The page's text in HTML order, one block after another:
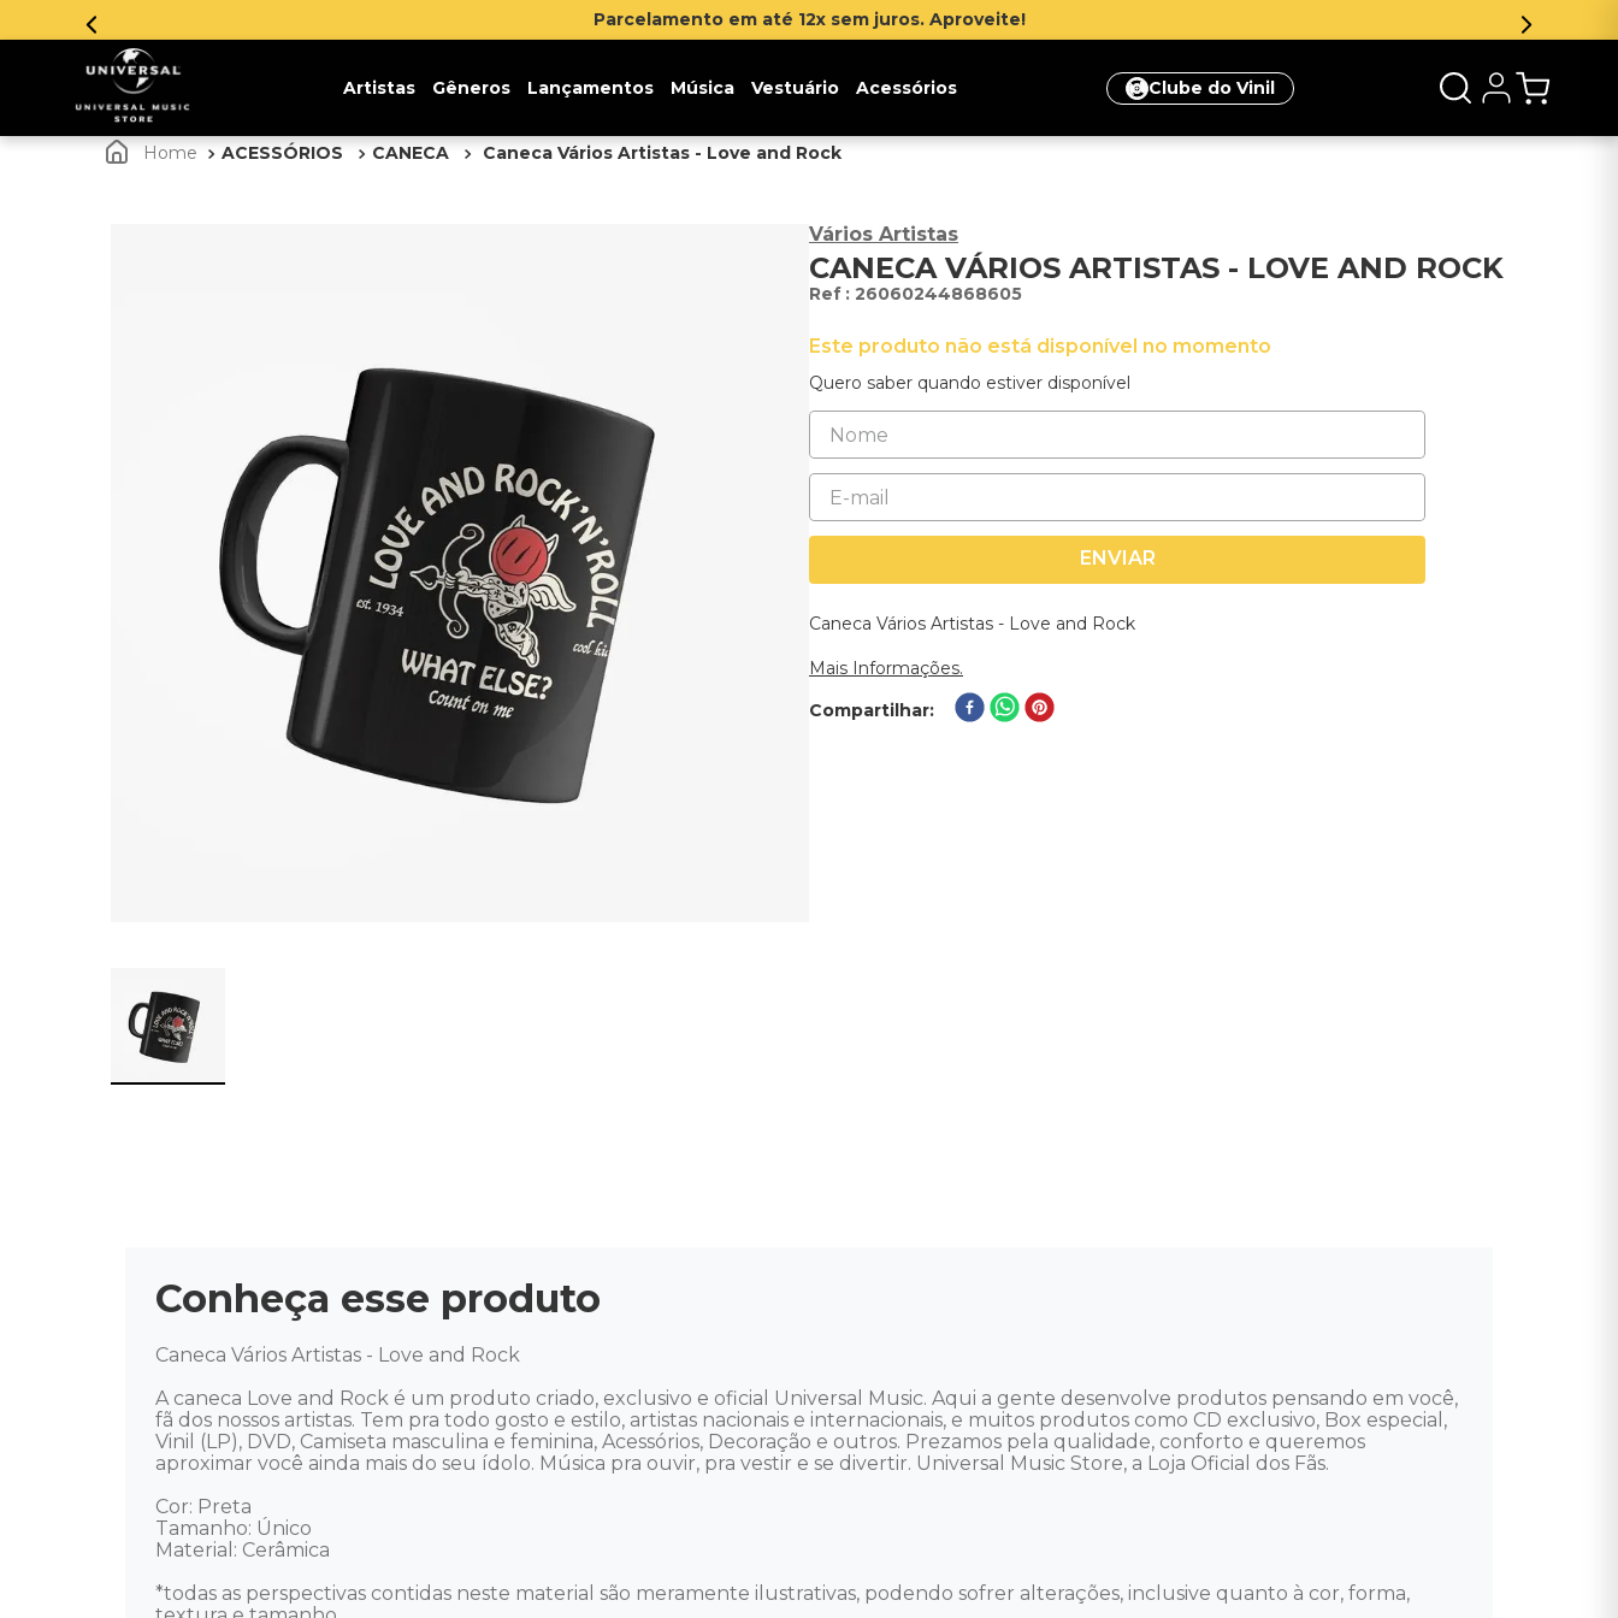
Parcelamento em até 12x sem juros. Aproveite!
Artistas Gêneros Lançamentos Música Vestuário Acessórios Clube do Vinil
ACESSÓRIOS CANECA Caneca Vários Artistas - Love and Rock
Vários Artistas
CANECA VÁRIOS ARTISTAS - LOVE AND ROCK
: 26060244868605
Este produto não está disponível no momento
Quero saber quando estiver disponível
ENVIAR
Caneca Vários Artistas - Love and Rock
Mais Informações.
Compartilhar
Conheça esse produto
Caneca Vários Artistas - Love and Rock
A caneca Love and Rock é um produto criado, exclusivo e oficial Universal Music. Aqui a gente desenvolve produtos pensando em você,
fã dos nossos artistas. Tem pra todo gosto e estilo, artistas nacionais e internacionais, e muitos produtos como CD exclusivo, Box especial,
Vinil (LP), DVD, Camiseta masculina e feminina, Acessórios, Decoração e outros. Prezamos pela qualidade, conforto e queremos
aproximar você ainda mais do seu ídolo. Música pra ouvir, pra vestir e se divertir. Universal Music Store, a Loja Oficial dos Fãs.
Cor: Preta
Tamanho: Único
Material: Cerâmica
*todas as perspectivas contidas neste material são meramente ilustrativas, podendo sofrer alterações, inclusive quanto à cor, forma,